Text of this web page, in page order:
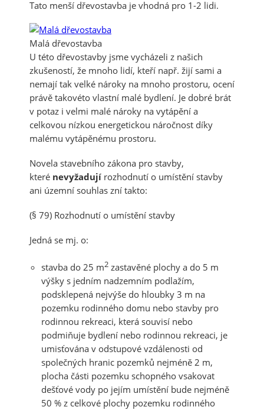
Tato menší dřevostavba je vhodná pro 1-2 lidi.
Malá dřevostavba
U této dřevostavby jsme vycházeli z našich
zkušeností, že mnoho lidí, kteří např. žijí sami a
nemají tak velké nároky na mnoho prostoru, ocení
právě takovéto vlastní malé bydlení. Je dobré brát
v potaz i velmi malé nároky na vytápění a
celkovou nízkou energetickou náročnost díky
malému vytápěnému prostoru.
Novela stavebního zákona pro stavby,
které nevyžadují rozhodnutí o umístění stavby
ani územní souhlas zní takto:
(§ 79) Rozhodnutí o umístění stavby
Jedná se mj. o:
stavba do 25 m2 zastavěné plochy a do 5 m
výšky s jedním nadzemním podlažím,
podsklepená nejvýše do hloubky 3 m na
pozemku rodinného domu nebo stavby pro
rodinnou rekreaci, která souvisí nebo
podmiňuje bydlení nebo rodinnou rekreaci, je
umisťována v odstupové vzdálenosti od
společných hranic pozemků nejméně 2 m,
plocha části pozemku schopného vsakovat
dešťové vody po jejím umístění bude nejméně
50 % z celkové plochy pozemku rodinného